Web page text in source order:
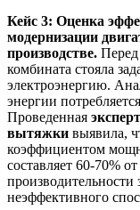
Кейс 3: Оценка
модернизации
производстве.
комбината стояла
электроэнергию.
энергии
Проведенная
вытяжки выявила,
коэффициентом
составляет 60-70%
неэффективного